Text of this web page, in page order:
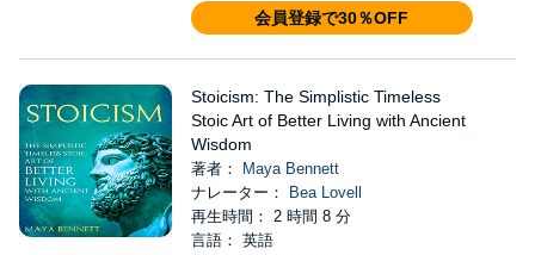
会員登録で30％OFF
Stoicism: The Simplistic Timeless
Stoic Art of Better Living with Ancient
Wisdom
著者：
Maya Bennett
ナレーター：
Bea Lovell
再生時間： 2 時間 8 分
言語： 英語